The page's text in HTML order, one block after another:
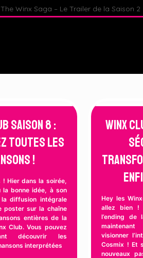
Winx Saga – Le Trailer de la Saison
Saison 8 :
toutes les
!
! Hier dans la soirée,
la bonne idée, à son
diffusion intégrale
poster sur la chaîne
entières de la
Club. Vous pouvez
découvrir les
interprétées
Winx
Hey les
allez bien !
l’ending de
visionner
Cosmix ! Et
nouveaux